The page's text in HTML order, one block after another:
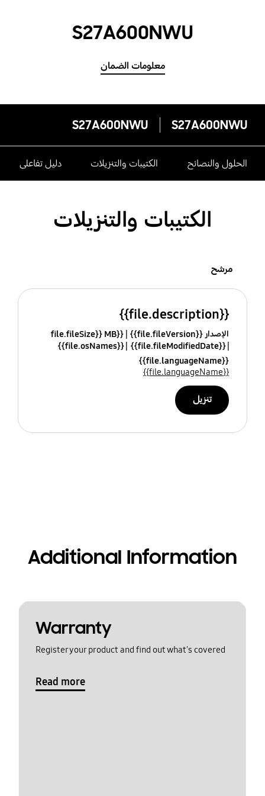
S27A600NWU
معلومات الضمان
S27A600NWU
S27A600NWU
الحلول والنصائح الكتيبات والتنزيلات دليل تفاعلى
الكتيبات والتنزيلات
مرشح
{{file.description}}
الإصدار {{file.fileVersion}}
{{file.fileSize}} MB
{{file.fileModifiedDate}}
{{file.osNames}}
{{file.languageName}}
{{file.languageName}}
تنزيل
Additional Information
Warranty
Register your product and find out what's covered
Read more